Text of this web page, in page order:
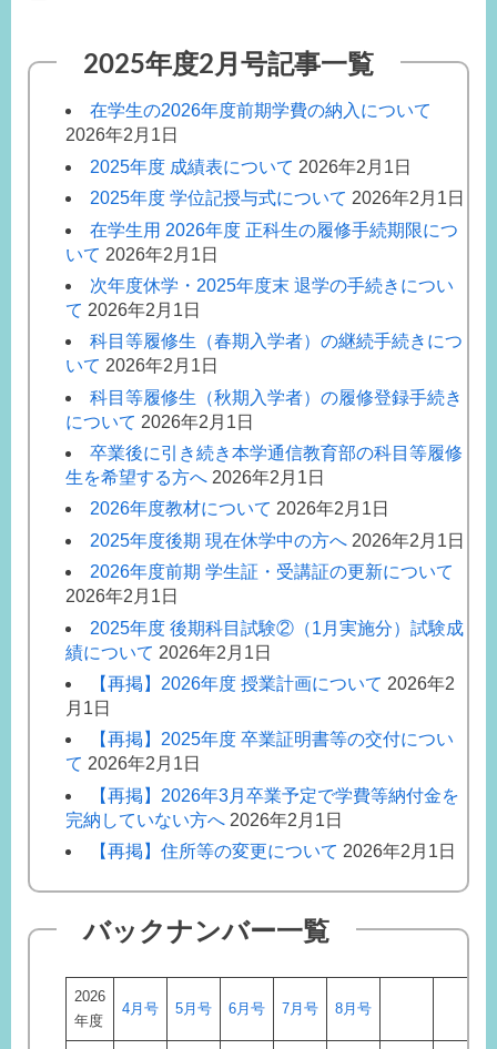
局
2025年度2月号記事一覧
在学生の2026年度前期学費の納入について
2026年2月1日
2025年度 成績表について 2026年2月1日
2025年度 学位記授与式について 2026年2月1日
在学生用 2026年度 正科生の履修手続期限につ
いて 2026年2月1日
次年度休学・2025年度末 退学の手続きについ
て 2026年2月1日
科目等履修生（春期入学者）の継続手続きにつ
いて 2026年2月1日
科目等履修生（秋期入学者）の履修登録手続き
について 2026年2月1日
卒業後に引き続き本学通信教育部の科目等履修
生を希望する方へ 2026年2月1日
2026年度教材について 2026年2月1日
2025年度後期 現在休学中の方へ 2026年2月1日
2026年度前期 学生証・受講証の更新について
2026年2月1日
2025年度 後期科目試験②（1月実施分）試験成
績について 2026年2月1日
【再掲】2026年度 授業計画について 2026年2
月1日
【再掲】2025年度 卒業証明書等の交付につい
て 2026年2月1日
【再掲】2026年3月卒業予定で学費等納付金を
完納していない方へ 2026年2月1日
【再掲】住所等の変更について 2026年2月1日
バックナンバー一覧
2026
年度
4月号 5月号 6月号 7月号 8月号